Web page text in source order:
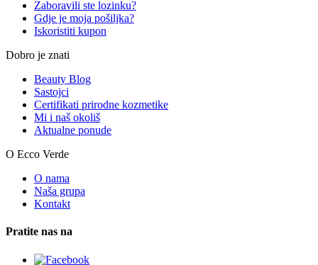
Zaboravili ste lozinku?
Gdje je moja pošiljka?
Iskoristiti kupon
Dobro je znati
Beauty Blog
Sastojci
Certifikati prirodne kozmetike
Mi i naš okoliš
Aktualne ponude
O Ecco Verde
O nama
Naša grupa
Kontakt
Pratite nas na